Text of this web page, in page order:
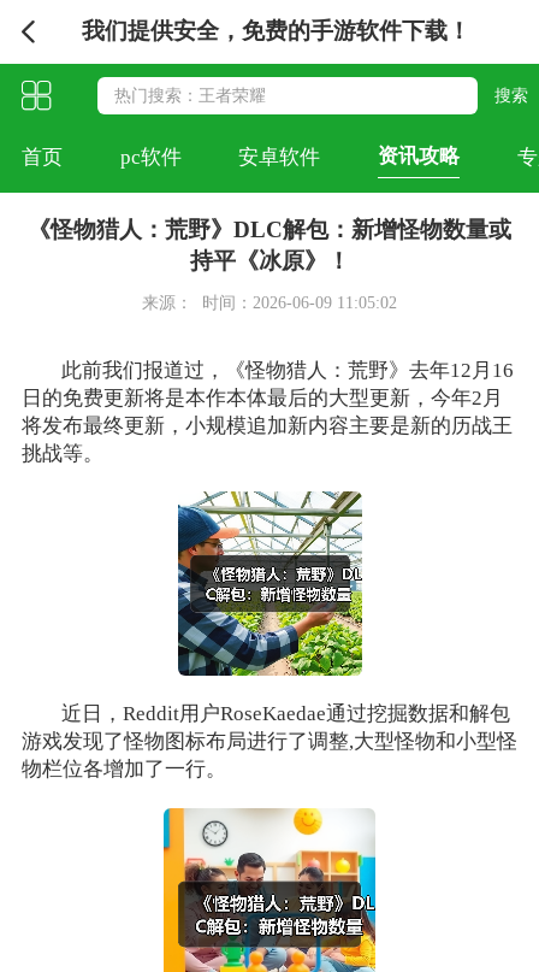
我们提供安全，免费的手游软件下载！
首页 pc软件 安卓软件 资讯攻略
《怪物猎人：荒野》DLC解包：新增怪物数量或
持平《冰原》！
来源： 时间：2026-06-09 11:05:02
此前我们报道过，《怪物猎人：荒野》去年12月16
日的免费更新将是本作本体最后的大型更新，今年2月
将发布最终更新，小规模追加新内容主要是新的历战王
挑战等。
近日，Reddit用户RoseKaedae通过挖掘数据和解包
游戏发现了怪物图标布局进行了调整,大型怪物和小型怪
物栏位各增加了一行。